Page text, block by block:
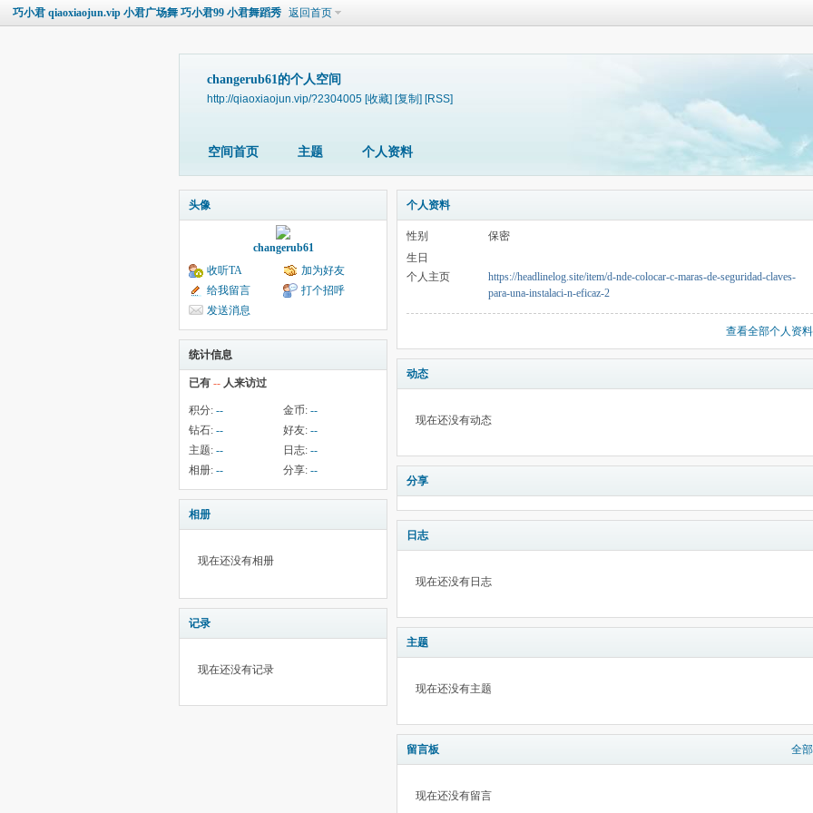
巧小君 qiaoxiaojun.vip 小君广场舞 巧小君99 小君舞蹈秀 返回首页
changerub61的个人空间
http://qiaoxiaojun.vip/?2304005 [收藏] [复制] [RSS]
空间首页 主题 个人资料
头像
changerub61
收听TA
加为好友
给我留言
打个招呼
发送消息
统计信息
已有 -- 人来访过
积分: -- 金币: --
钻石: -- 好友: --
主题: -- 日志: --
相册: -- 分享: --
相册
现在还没有相册
记录
现在还没有记录
个人资料
性别
保密
生日
个人主页
https://headlinelog.site/item/d-nde-colocar-c-maras-de-seguridad-claves-
para-una-instalaci-n-eficaz-2
查看全部个人资料
动态
现在还没有动态
分享
日志
现在还没有日志
主题
现在还没有主题
留言板 全部
现在还没有留言